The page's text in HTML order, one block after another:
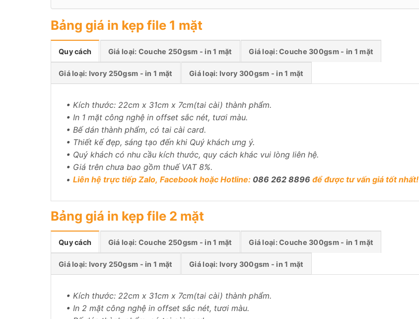
Bảng giá in kẹp file 1 mặt
Quy cách Giá loại: Couche 250gsm - in 1 mặt Giá loại: Couche 300gsm - in 1 mặt
Giá loại: Ivory 250gsm - in 1 mặt Giá loại: Ivory 300gsm - in 1 mặt
• Kích thước: 22cm x 31cm x 7cm(tai cài) thành phẩm.
• In 1 mặt công nghệ in offset sắc nét, tươi màu.
• Bế dán thành phẩm, có tai cài card.
• Thiết kế đẹp, sáng tạo đến khi Quý khách ưng ý.
• Quý khách có nhu cầu kích thước, quy cách khác vui lòng liên hệ.
• Giá trên chưa bao gồm thuế VAT 8%.
• Liên hệ trực tiếp Zalo, Facebook hoặc Hotline: 086 262 8896 để được tư vấn giá tốt nhất!
Bảng giá in kẹp file 2 mặt
Quy cách Giá loại: Couche 250gsm - in 1 mặt Giá loại: Couche 300gsm - in 1 mặt
Giá loại: Ivory 250gsm - in 1 mặt Giá loại: Ivory 300gsm - in 1 mặt
• Kích thước: 22cm x 31cm x 7cm(tai cài) thành phẩm.
• In 2 mặt công nghệ in offset sắc nét, tươi màu.